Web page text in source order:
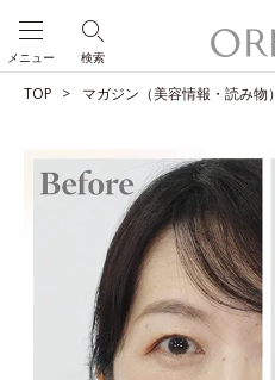
検索
メニュー
TOP マガジン（美容情報・読み物）